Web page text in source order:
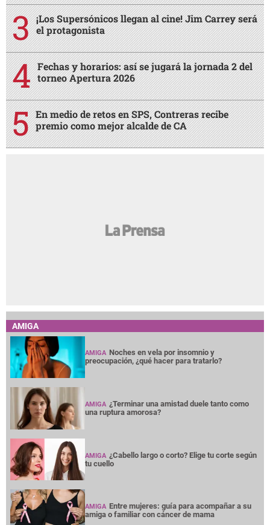
¡Los Supersónicos llegan al cine! Jim Carrey será
el protagonista
Fechas y horarios: así se jugará la jornada 2 del
torneo Apertura 2026
En medio de retos en SPS, Contreras recibe
premio como mejor alcalde de CA
AMIGA
AMIGA Noches en vela por insomnio y
preocupación, ¿qué hacer para tratarlo?
AMIGA ¿Terminar una amistad duele tanto como
una ruptura amorosa?
AMIGA ¿Cabello largo o corto? Elige tu corte según
tu cuello
AMIGA Entre mujeres: guía para acompañar a su
amiga o familiar con cáncer de mama